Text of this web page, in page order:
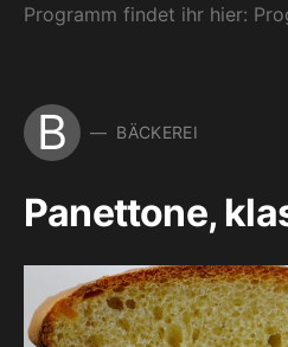
Programm findet ihr hier:
B BÄCKEREI
Panettone,